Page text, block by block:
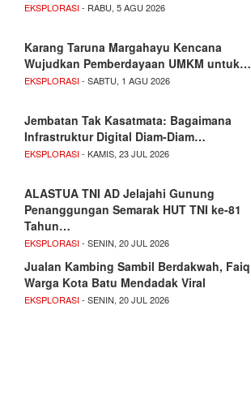
EKSPLORASI- RABU, 5 AGU 2026
Karang Taruna Margahayu Kencana
Wujudkan Pemberdayaan UMKM untuk…
EKSPLORASI- SABTU, 1 AGU 2026
Jembatan Tak Kasatmata: Bagaimana
Infrastruktur Digital Diam-Diam…
EKSPLORASI- KAMIS, 23 JUL 2026
ALASTUA TNI AD Jelajahi Gunung
Penanggungan Semarak HUT TNI ke-81
Tahun…
EKSPLORASI- SENIN, 20 JUL 2026
Jualan Kambing Sambil Berdakwah, Faiq
Warga Kota Batu Mendadak Viral
EKSPLORASI- SENIN, 20 JUL 2026